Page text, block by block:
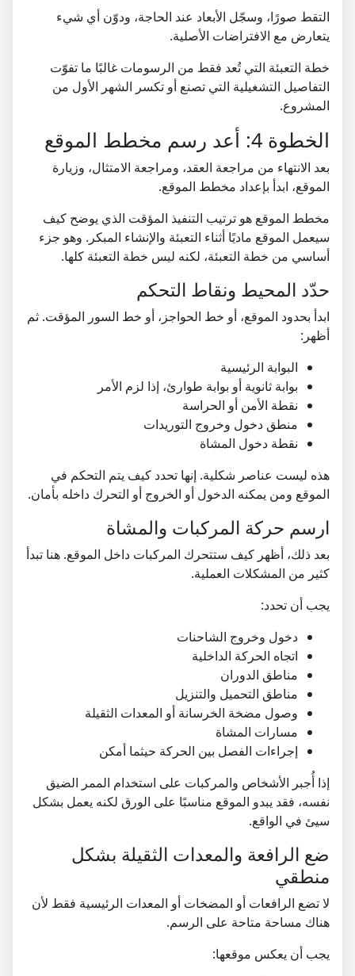
التقط صورًا، وسجّل الأبعاد عند الحاجة، ودوّن أي شيء
يتعارض مع الافتراضات الأصلية.
خطة التعبئة التي تُعد فقط من الرسومات غالبًا ما تفوّت
التفاصيل التشغيلية التي تصنع أو تكسر الشهر الأول من
المشروع.
الخطوة 4: أعد رسم مخطط الموقع
بعد الانتهاء من مراجعة العقد، ومراجعة الامتثال، وزيارة
الموقع، ابدأ بإعداد مخطط الموقع.
مخطط الموقع هو ترتيب التنفيذ المؤقت الذي يوضح كيف
سيعمل الموقع ماديًا أثناء التعبئة والإنشاء المبكر. وهو جزء
أساسي من خطة التعبئة، لكنه ليس خطة التعبئة كلها.
حدّد المحيط ونقاط التحكم
ابدأ بحدود الموقع، أو خط الحواجز، أو خط السور المؤقت. ثم
أظهر:
البوابة الرئيسية
بوابة ثانوية أو بوابة طوارئ، إذا لزم الأمر
نقطة الأمن أو الحراسة
منطق دخول وخروج التوريدات
نقطة دخول المشاة
هذه ليست عناصر شكلية. إنها تحدد كيف يتم التحكم في
الموقع ومن يمكنه الدخول أو الخروج أو التحرك داخله بأمان.
ارسم حركة المركبات والمشاة
بعد ذلك، أظهر كيف ستتحرك المركبات داخل الموقع. هنا تبدأ
كثير من المشكلات العملية.
يجب أن تحدد:
دخول وخروج الشاحنات
اتجاه الحركة الداخلية
مناطق الدوران
مناطق التحميل والتنزيل
وصول مضخة الخرسانة أو المعدات الثقيلة
مسارات المشاة
إجراءات الفصل بين الحركة حيثما أمكن
إذا أُجبر الأشخاص والمركبات على استخدام الممر الضيق
نفسه، فقد يبدو الموقع مناسبًا على الورق لكنه يعمل بشكل
سيئ في الواقع.
ضع الرافعة والمعدات الثقيلة بشكل
منطقي
لا تضع الرافعات أو المضخات أو المعدات الرئيسية فقط لأن
هناك مساحة متاحة على الرسم.
يجب أن يعكس موقعها: